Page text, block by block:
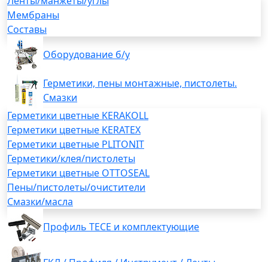
Мембраны
Составы
Оборудование б/у
Герметики, пены монтажные, пистолеты.
Смазки
Герметики цветные KERAKOLL
Герметики цветные KERATEX
Герметики цветные PLITONIT
Герметики/клея/пистолеты
Герметики цветные OTTOSEAL
Пены/пистолеты/очистители
Смазки/масла
Профиль TECE и комплектующие